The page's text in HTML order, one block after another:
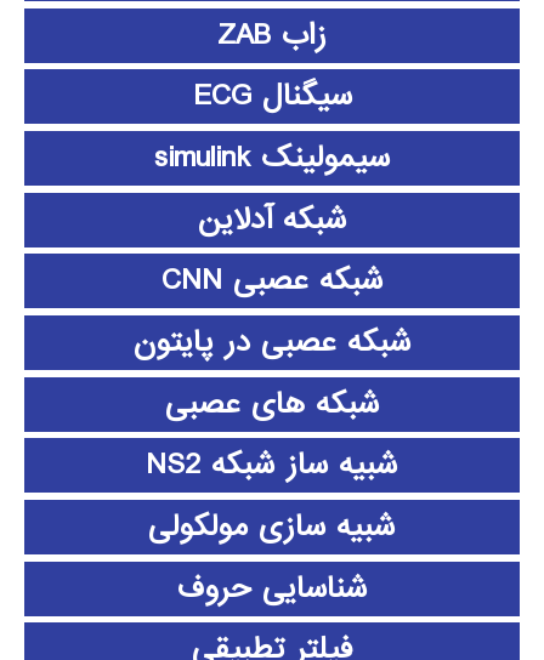
زاب ZAB
سیگنال ECG
سیمولینک simulink
شبکه آدلاین
شبکه عصبی CNN
شبکه عصبی در پایتون
شبکه های عصبی
شبیه ساز شبکه NS2
شبیه سازی مولکولی
شناسایی حروف
فیلتر تطبیقی